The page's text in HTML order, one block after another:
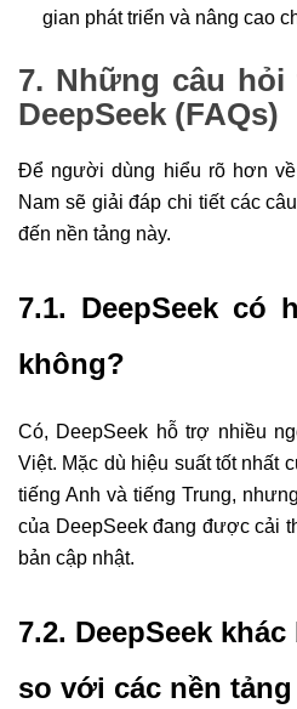
gian phát triển và nâng cao
7. Những câu
DeepSeek (FAQs)
Để người dùng hiểu rõ hơn về
Nam sẽ giải đáp chi tiết các
đến nền tảng này.
7.1. DeepSeek có
không?
Có, DeepSeek hỗ trợ nhiều
Việt. Mặc dù hiệu suất tốt nhất
tiếng Anh và tiếng Trung,
của DeepSeek đang được cải
bản cập nhật.
7.2. DeepSeek
so với các nền